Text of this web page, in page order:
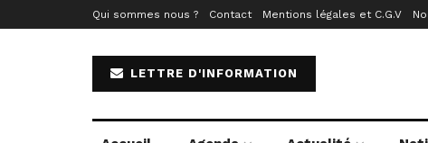
Qui sommes nous ? Contact Mentions légales et C.G.V
LETTRE D'INFORMATION